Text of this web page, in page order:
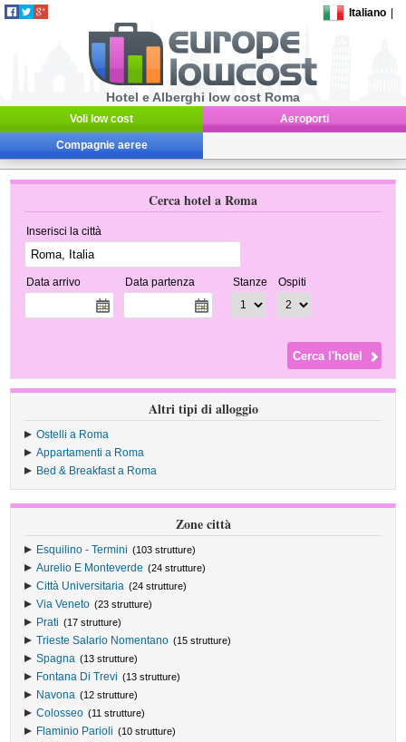
Italiano
Hotel e Alberghi low cost Roma
Voli low cost Aeroporti
Compagnie aeree
Cerca hotel a Roma
Inserisci la città
Data arrivo Data partenza Stanze Ospiti
Altri tipi di alloggio
Ostelli a Roma
Appartamenti a Roma
Bed & Breakfast a Roma
Zone città
Esquilino - Termini (103 strutture)
Aurelio E Monteverde (24 strutture)
Città Universitaria (24 strutture)
Via Veneto (23 strutture)
Prati (17 strutture)
Trieste Salario Nomentano (15 strutture)
Spagna (13 strutture)
Fontana Di Trevi (13 strutture)
Navona (12 strutture)
Colosseo (11 strutture)
Flaminio Parioli (10 strutture)